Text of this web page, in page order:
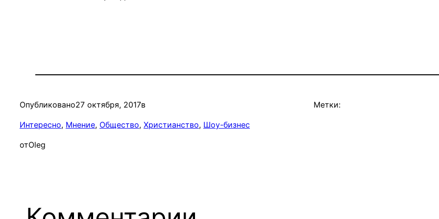
Опубликовано27 октября, 2017в
Интересно, Мнение, Общество, Христианство, Шоу-бизнес
отOleg
Метки: